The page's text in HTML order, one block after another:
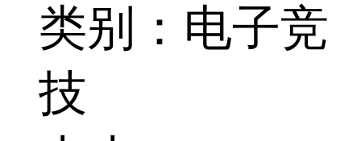
类别：电子竞
技